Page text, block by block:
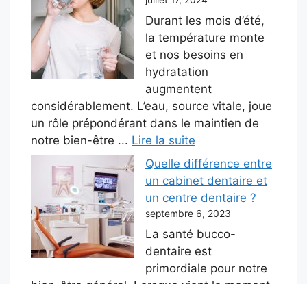
Durant les mois d’été,
la température monte
et nos besoins en
hydratation
augmentent
considérablement. L’eau, source vitale, joue
un rôle prépondérant dans le maintien de
notre bien-être ... Lire la suite
Quelle différence entre
un cabinet dentaire et
un centre dentaire ?
septembre 6, 2023
La santé bucco-
dentaire est
primordiale pour notre